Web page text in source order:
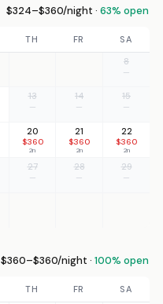
$324–$360/night · 63% open
TH FR
SA
8
—
13
—
14
—
15
—
20
$360
2n
21
$360
2n
22
$360
2n
27
—
28
—
29
—
$360–$360/night · 100% open
TH FR
SA